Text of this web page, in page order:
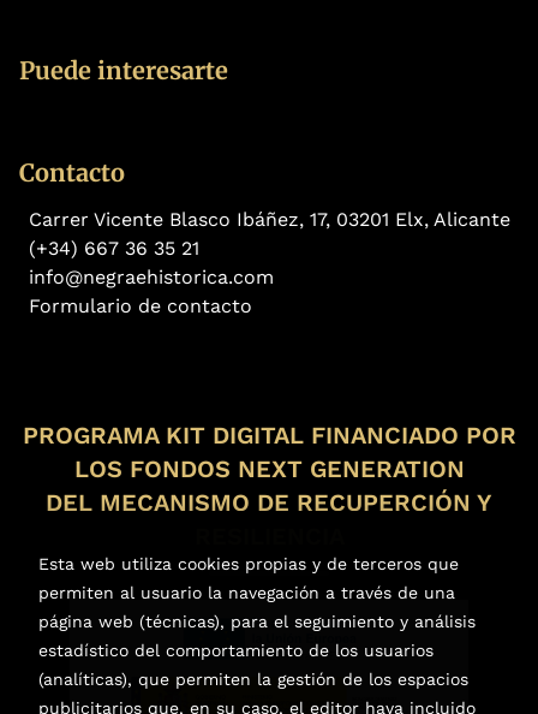
Puede interesarte
Contacto
Carrer Vicente Blasco Ibáñez, 17, 03201 Elx, Alicante
(+34) 667 36 35 21
info@negraehistorica.com
Formulario de contacto
PROGRAMA KIT DIGITAL FINANCIADO POR
LOS FONDOS NEXT GENERATION
DEL MECANISMO DE RECUPERCIÓN Y
Esta web utiliza cookies propias y de terceros que
permiten al usuario la navegación a través de una
página web (técnicas), para el seguimiento y análisis
estadístico del comportamiento de los usuarios
(analíticas), que permiten la gestión de los espacios
publicitarios que, en su caso, el editor haya incluido